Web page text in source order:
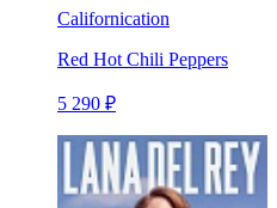
Californication
Red Hot Chili Peppers
5 290 ₽